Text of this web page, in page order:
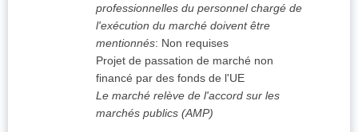
professionnelles du personnel chargé de
l'exécution du marché doivent être
mentionnés: Non requises
Projet de passation de marché non
financé par des fonds de l'UE
Le marché relève de l'accord sur les
marchés publics (AMP)